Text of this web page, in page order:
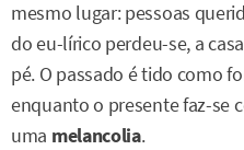
mesmo lugar: pessoas
do eu-lírico perdeu-se, a
pé. O passado é tido como
enquanto o presente faz-se
uma melancolia.